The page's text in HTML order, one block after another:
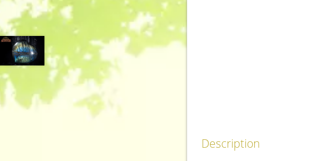
Description